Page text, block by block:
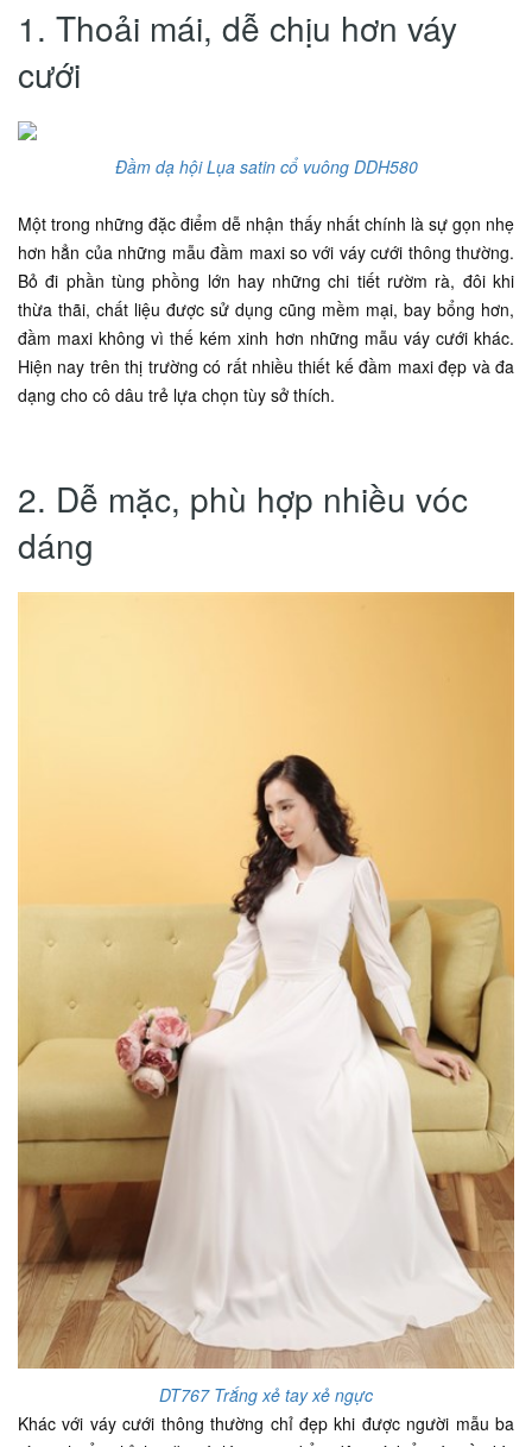
1. Thoải mái, dễ chịu hơn váy
cưới
Đầm dạ hội Lụa satin cổ vuông DDH580
Một trong những đặc điểm dễ nhận thấy nhất chính là sự gọn nhẹ
hơn hẳn của những mẫu đầm maxi so với váy cưới thông thường.
Bỏ đi phần tùng phồng lớn hay những chi tiết rườm rà, đôi khi
thừa thãi, chất liệu được sử dụng cũng mềm mại, bay bổng hơn,
đầm maxi không vì thế kém xinh hơn những mẫu váy cưới khác.
Hiện nay trên thị trường có rất nhiều thiết kế đầm maxi đẹp và đa
dạng cho cô dâu trẻ lựa chọn tùy sở thích.
2. Dễ mặc, phù hợp nhiều vóc
dáng
DT767 Trắng xẻ tay xẻ ngực
Khác với váy cưới thông thường chỉ đẹp khi được người mẫu ba